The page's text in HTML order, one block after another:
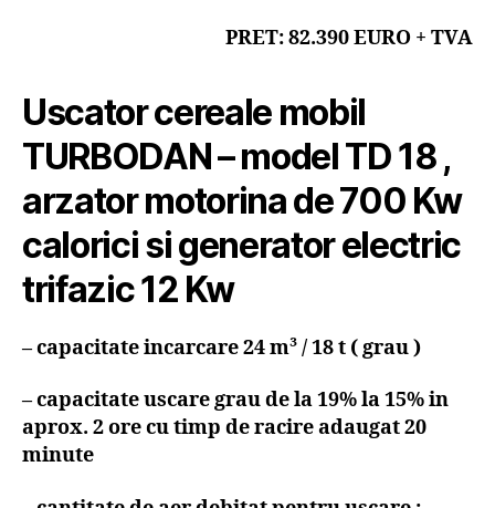
PRET: 82.390 EURO + TVA
Uscator cereale mobil
TURBODAN – model TD 18 ,
arzator motorina de 700 Kw
calorici si generator electric
trifazic 12 Kw
– capacitate incarcare 24 m³ / 18 t ( grau )
– capacitate uscare grau de la 19% la 15% in
aprox. 2 ore cu timp de racire adaugat 20
minute